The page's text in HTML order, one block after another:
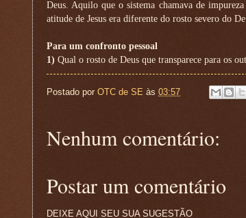
Deus. Aquilo que o sistema chamava de
atitude de Jesus era diferente do rosto severo do
Para um confronto pessoal
1) Qual o rosto de Deus que transparece para os
Postado por OTC de SE às 03:57
Nenhum comentário:
Postar um comentário
DEIXE AQUI SEU SUA SUGESTÃO